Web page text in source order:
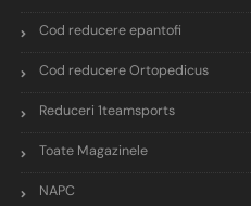
Cod reducere epantofi
Cod reducere Ortopedicus
Reduceri 1teamsports
Toate Magazinele
NAPC